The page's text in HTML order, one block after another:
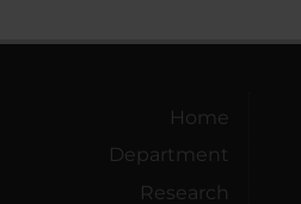
Home
Department
Research